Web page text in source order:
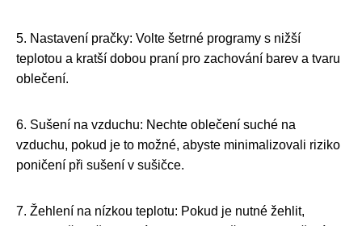
5. Nastavení pračky: Volte šetrné programy s nižší
teplotou a kratší dobou praní pro zachování barev a tvaru
oblečení.
6. Sušení na vzduchu: Nechte oblečení suché na
vzduchu, pokud je to možné, abyste minimalizovali riziko
poničení při sušení v sušičce.
7. Žehlení na nízkou teplotu: Pokud je nutné žehlit,